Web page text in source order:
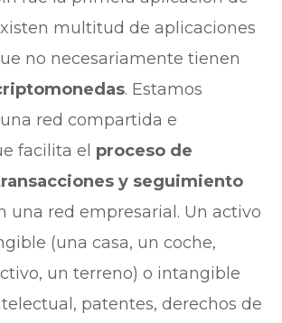
multitud de aplicaciones
no necesariamente tienen
. Estamos
red compartida e
facilita el proceso de
y seguimiento
una red empresarial. Un activo
(una casa, un coche,
un terreno) o intangible
patentes, derechos de